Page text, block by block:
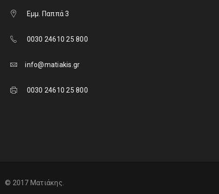
Εμμ. Παππά 3
0030 24610 25 800
info@matiakis.gr
0030 24610 25 800
© 2017 Ματιάκης.